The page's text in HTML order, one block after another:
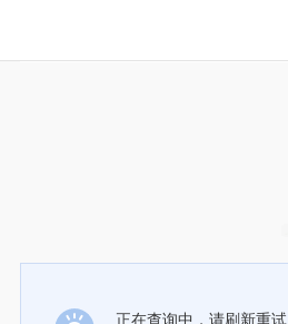
正在查询中，请刷新重试